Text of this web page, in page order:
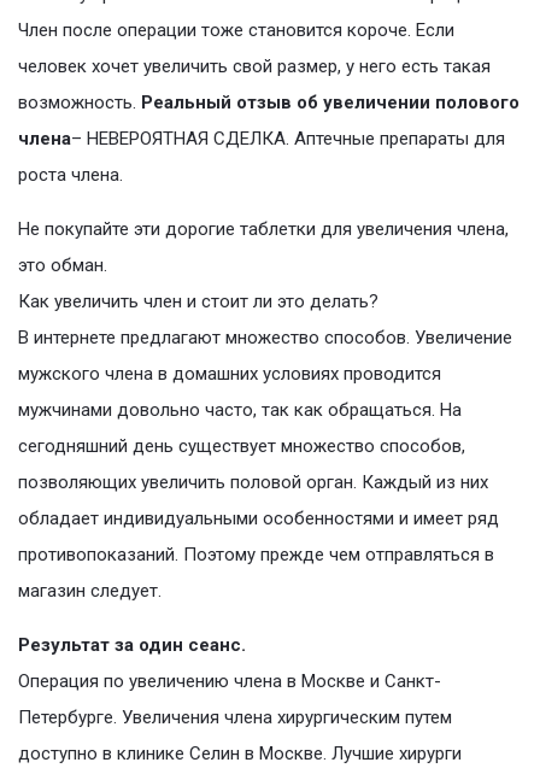
Член после операции тоже становится короче. Если
человек хочет увеличить свой размер, у него есть такая
возможность. Реальный отзыв об увеличении полового
члена– НЕВЕРОЯТНАЯ СДЕЛКА. Аптечные препараты для
роста члена.
Не покупайте эти дорогие таблетки для увеличения члена,
это обман.
Как увеличить член и стоит ли это делать?
В интернете предлагают множество способов. Увеличение
мужского члена в домашних условиях проводится
мужчинами довольно часто, так как обращаться. На
сегодняшний день существует множество способов,
позволяющих увеличить половой орган. Каждый из них
обладает индивидуальными особенностями и имеет ряд
противопоказаний. Поэтому прежде чем отправляться в
магазин следует.
Результат за один сеанс.
Операция по увеличению члена в Москве и Санкт-
Петербурге. Увеличения члена хирургическим путем
доступно в клинике Селин в Москве. Лучшие хирурги